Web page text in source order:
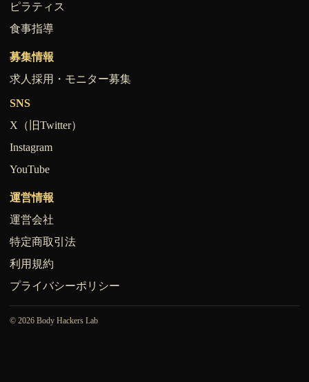
ピラティス
食事指導
募集情報
求人採用・モニター募集
SNS
X（旧Twitter）
Instagram
YouTube
運営情報
運営会社
特定商取引法
利用規約
プライバシーポリシー
© 2026 Body Hackers Lab